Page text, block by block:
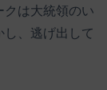
クは大統領のい
、逃げ出して